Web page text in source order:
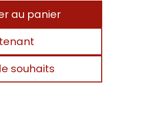
au panier
souhaits